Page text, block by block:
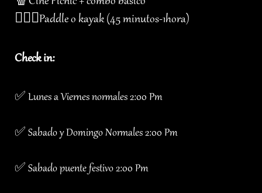
🏄🏻‍♂️Paddle o kayak (45 minutos-1hora)
Check in:
✅ Lunes a Viernes normales 2:00 Pm
✅ Sabado y Domingo Normales 2:00 Pm
✅ Sabado puente festivo 2:00 Pm